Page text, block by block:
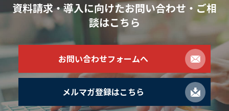
資料請求・導入に向けたお問い合わせ・ご相
談はこちら
お問い合わせフォームへ
メルマガ登録はこちら